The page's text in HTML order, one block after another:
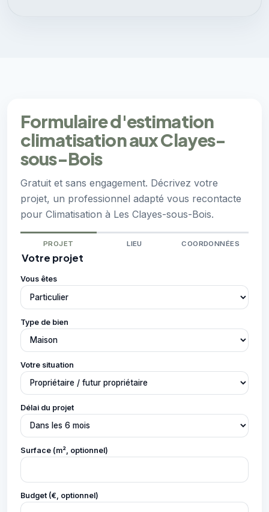
Formulaire d'estimation
climatisation aux Clayes-
sous-Bois
Gratuit et sans engagement. Décrivez votre
projet, un professionnel adapté vous recontacte
pour Climatisation à Les Clayes-sous-Bois.
PROJET LIEU COORDONNÉES
Votre projet
Vous êtes
Type de bien
Votre situation
Délai du projet
Surface (m², optionnel)
Budget (€, optionnel)